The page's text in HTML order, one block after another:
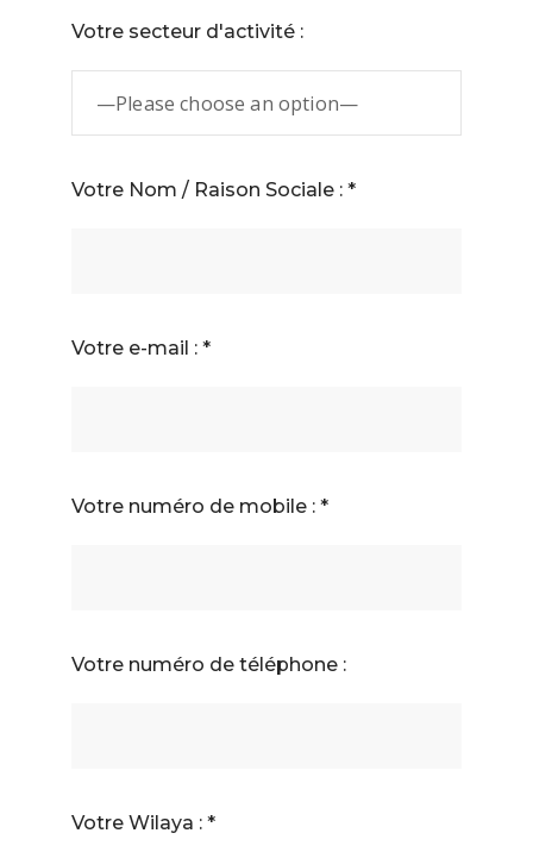
Votre secteur d'activité :
Votre Nom / Raison Sociale : *
Votre e-mail : *
Votre numéro de mobile : *
Votre numéro de téléphone :
Votre Wilaya : *